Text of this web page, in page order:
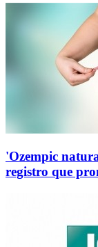
'Ozempic
registro que